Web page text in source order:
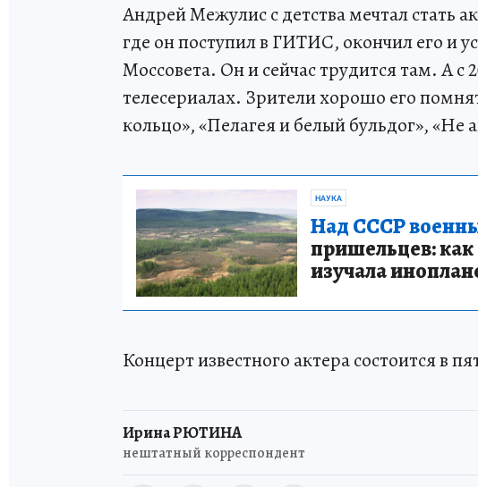
Андрей Межулис с детства мечтал стать
где он поступил в ГИТИС, окончил его и
Моссовета. Он и сейчас трудится там. А с
телесериалах. Зрители хорошо его
кольцо», «Пелагея и белый бульдог», «Не
НАУКА
Над СССР
пришельцев: как
изучала
Концерт известного актера состоится в
Ирина РЮТИНА
нештатный корреспондент